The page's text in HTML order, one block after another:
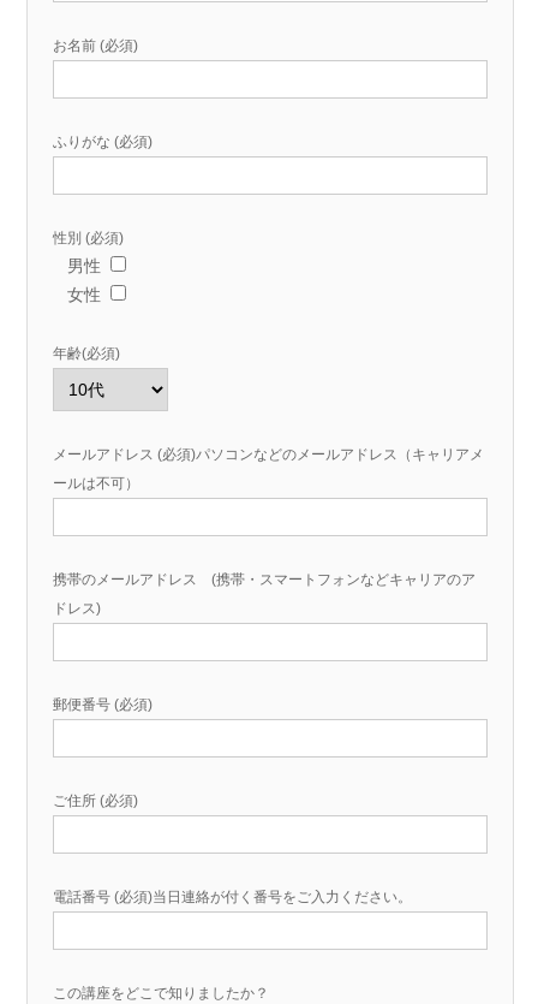
お名前 (必須)
ふりがな (必須)
性別 (必須)
男性
女性
年齢(必須)
メールアドレス (必須)パソコンなどのメールアドレス（キャリアメ
ールは不可）
携帯のメールアドレス (携帯・スマートフォンなどキャリアのア
ドレス)
郵便番号 (必須)
ご住所 (必須)
電話番号 (必須)当日連絡が付く番号をご入力ください。
この講座をどこで知りましたか？